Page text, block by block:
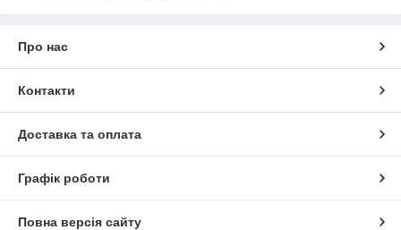
Про нас
Контакти
Доставка та оплата
Графік роботи
Повна версія сайту